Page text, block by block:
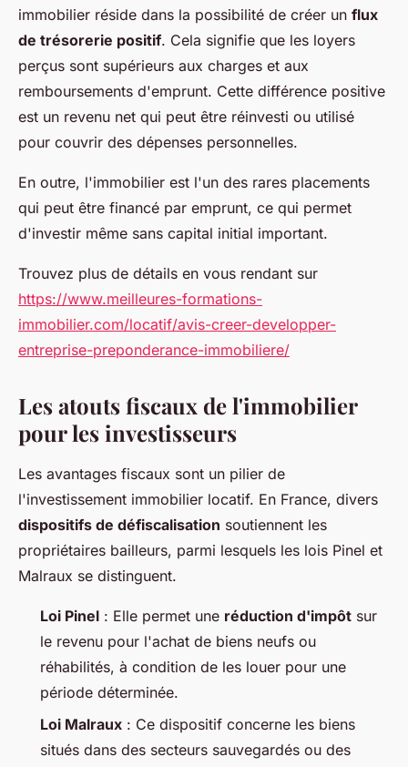
immobilier réside dans la possibilité de créer un flux
de trésorerie positif. Cela signifie que les loyers
perçus sont supérieurs aux charges et aux
remboursements d'emprunt. Cette différence positive
est un revenu net qui peut être réinvesti ou utilisé
pour couvrir des dépenses personnelles.
En outre, l'immobilier est l'un des rares placements
qui peut être financé par emprunt, ce qui permet
d'investir même sans capital initial important.
Trouvez plus de détails en vous rendant sur
https://www.meilleures-formations-
immobilier.com/locatif/avis-creer-developper-
entreprise-preponderance-immobiliere/
Les atouts fiscaux de l'immobilier
pour les investisseurs
Les avantages fiscaux sont un pilier de
l'investissement immobilier locatif. En France, divers
dispositifs de défiscalisation soutiennent les
propriétaires bailleurs, parmi lesquels les lois Pinel et
Malraux se distinguent.
Loi Pinel : Elle permet une réduction d'impôt sur
le revenu pour l'achat de biens neufs ou
réhabilités, à condition de les louer pour une
période déterminée.
Loi Malraux : Ce dispositif concerne les biens
situés dans des secteurs sauvegardés ou des